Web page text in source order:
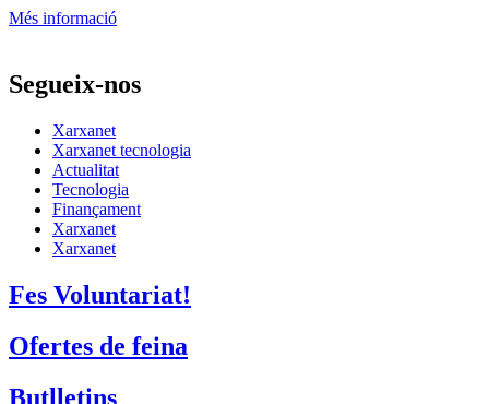
Més informació
Segueix-nos
Xarxanet
Xarxanet tecnologia
Actualitat
Tecnologia
Finançament
Xarxanet
Xarxanet
Fes Voluntariat!
Ofertes de feina
Butlletins